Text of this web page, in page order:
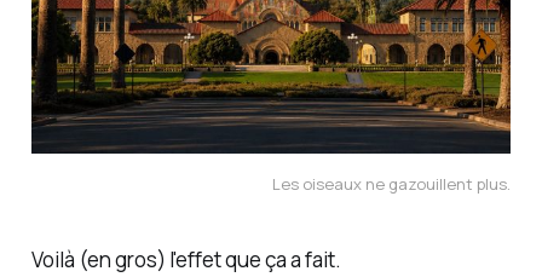
Les oiseaux ne gazouillent plus.
Voilà (en gros) l'effet que ça a fait.